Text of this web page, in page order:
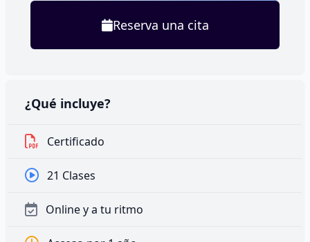
Reserva una cita
¿Qué incluye?
Certificado
21 Clases
Online y a tu ritmo